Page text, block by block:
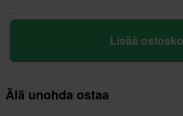
Lisää
Älä unohda ostaa